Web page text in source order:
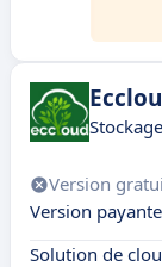
Version
Version
Solution de